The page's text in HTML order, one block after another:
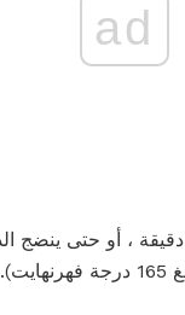
ad
يشوي لمدة حوالي 45 دقيقة ، أو
(درجة حرارة داخلية تبلغ 165